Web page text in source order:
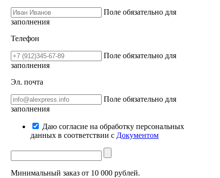
Поле обязательно для
заполнения
Телефон
Поле обязательно для
заполнения
Эл. почта
Поле обязательно для
заполнения
Даю согласие на обработку персональных
данных в соответствии с Документом
Минимальный заказ от 10 000 рублей.